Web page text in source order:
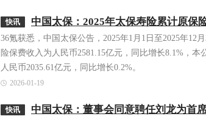
快讯 中国太保：2025年太保寿险累计原保
36氪获悉，中国太保公告，2025年1月1日至2025年
险保费收入为人民币2581.15亿元，同比增长8.1%，
人民币2035.61亿元，同比增长0.2%。
2026-01-19
快讯 中国太保：董事会同意聘任刘龙为首